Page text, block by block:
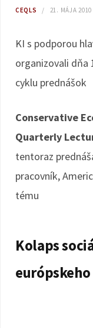
CEQLS 21. MÁJA 2010
KI s podporou
organizovali dňa
cyklu prednášok
Conservative
Quarterly
tentoraz
pracovník,
tému
Kolaps